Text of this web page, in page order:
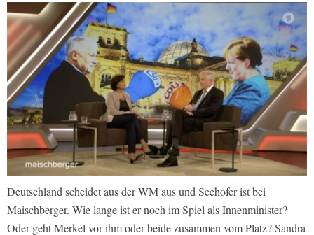
Deutschland scheidet aus der WM aus und Seehofer ist bei
Maischberger. Wie lange ist er noch im Spiel als Innenminister?
Oder geht Merkel vor ihm oder beide zusammen vom Platz? Sandra